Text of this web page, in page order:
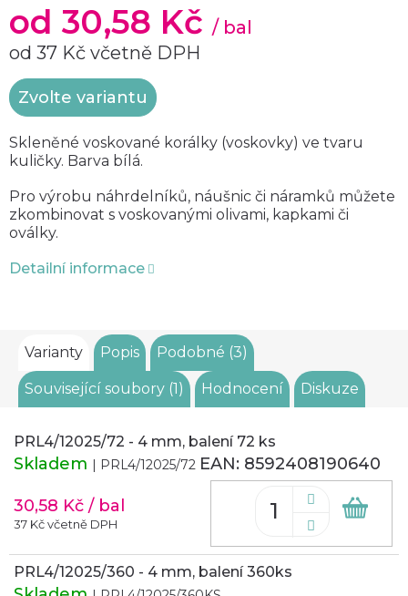
od 30,58 Kč / bal
od 37 Kč včetně DPH
Měrná
cena:
Zvolte variantu
Skleněné voskované korálky (voskovky) ve tvaru
kuličky. Barva bílá.
Pro výrobu náhrdelníků, náušnic či náramků můžete
zkombinovat s voskovanými olivami, kapkami či
oválky.
Detailní informace
Varianty Popis Podobné (3)
Související soubory (1) Hodnocení Diskuze
PRL4/12025/72 - 4 mm, balení 72 ks
Skladem | PRL4/12025/72 EAN: 8592408190640
30,58 Kč / bal
37 Kč včetně DPH
PRL4/12025/360 - 4 mm, balení 360ks